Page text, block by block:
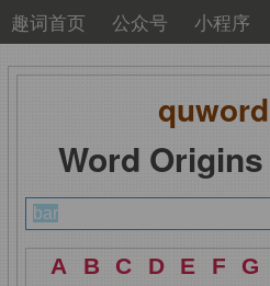
趣词首页 公众号 小程序
quword
Word
A B C D E F G